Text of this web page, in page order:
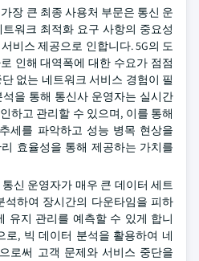
장 큰 최종 사용처 부문은 통신 운
워크 최적화 요구 사항의 중요성
비스 제공으로 인합니다. 5G의 도
인해 대역폭에 대한 수요가 점점
없는 네트워크 서비스 경험이 필
을 통해 통신사 운영자는 실시간
하고 관리할 수 있으며, 이를 통해
세를 파악하고 성능 병목 현상을
효율성을 통해 제공하는 가치를
신 운영자가 매우 큰 데이터 세트
석하여 장시간의 다운타임을 피하
유지 관리를 예측할 수 있게 합니
로, 빅 데이터 분석을 활용하여 네
로써 고객 문제와 서비스 중단을